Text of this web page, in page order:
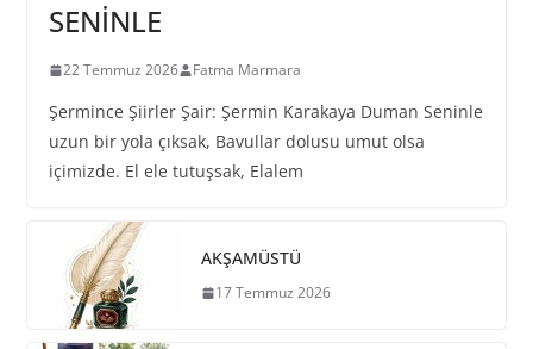
SENİNLE
22 Temmuz 2026 Fatma Marmara
Şermince Şiirler Şair: Şermin Karakaya Duman Seninle
uzun bir yola çıksak, Bavullar dolusu umut olsa
içimizde. El ele tutuşsak, Elalem
AKŞAMÜSTÜ
17 Temmuz 2026